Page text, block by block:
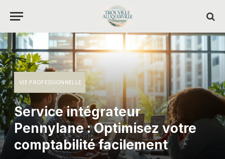
VIE PROFESSIONNELLE
Service intégrateur
Pennylane : Optimisez votre
comptabilité facilement